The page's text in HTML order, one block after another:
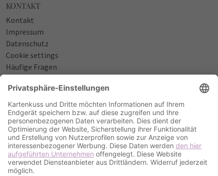
KONTAKT
Kontakt
Impressum
Datenschutz
Cookie settings
Häufige Fragen
NÜTZLICHES
Sprüche zur Geburt
Einladungstexte zum Geburtstag
Einladungstexte zur Silberhochzeit
Qualität & Umschläge
Bestellablauf